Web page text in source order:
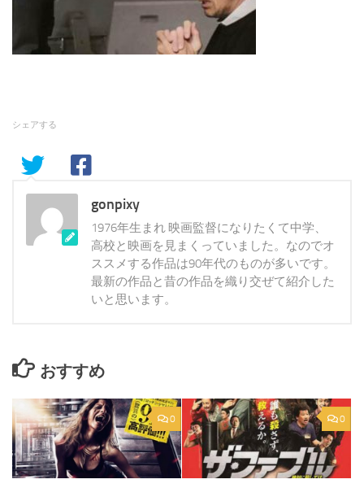
シェアする
gonpixy
1976年生まれ 映画監督になりたくて中学、
高校と映画を見まくっていました。なのでオ
ススメする作品は90年代のものが多いです。
最新の作品と昔の作品を織り交ぜて紹介した
いと思います。
おすすめ
0 0